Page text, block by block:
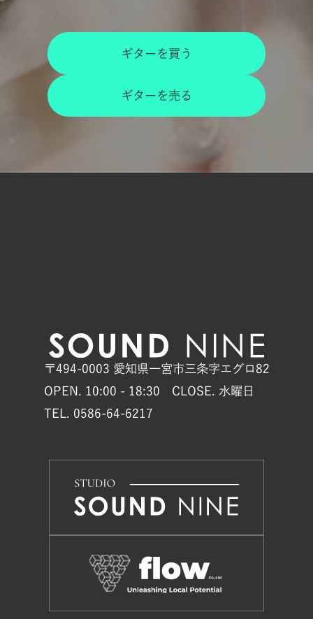
ギターを買う
ギターを売る
〒494-0003 愛知県一宮市三条字エグロ82
OPEN. 10:00 - 18:30 CLOSE. 水曜日
TEL. 0586-64-6217